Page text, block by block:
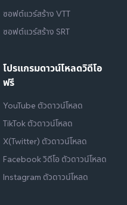
ซอฟต์แวร์สร้าง VTT
ซอฟต์แวร์สร้าง SRT
โปรแกรมดาวน์โหลดวิดีโอ
ฟรี
YouTube ตัวดาวน์โหลด
TikTok ตัวดาวน์โหลด
X(Twitter) ตัวดาวน์โหลด
Facebook วิดีโอ ตัวดาวน์โหลด
Instagram ตัวดาวน์โหลด